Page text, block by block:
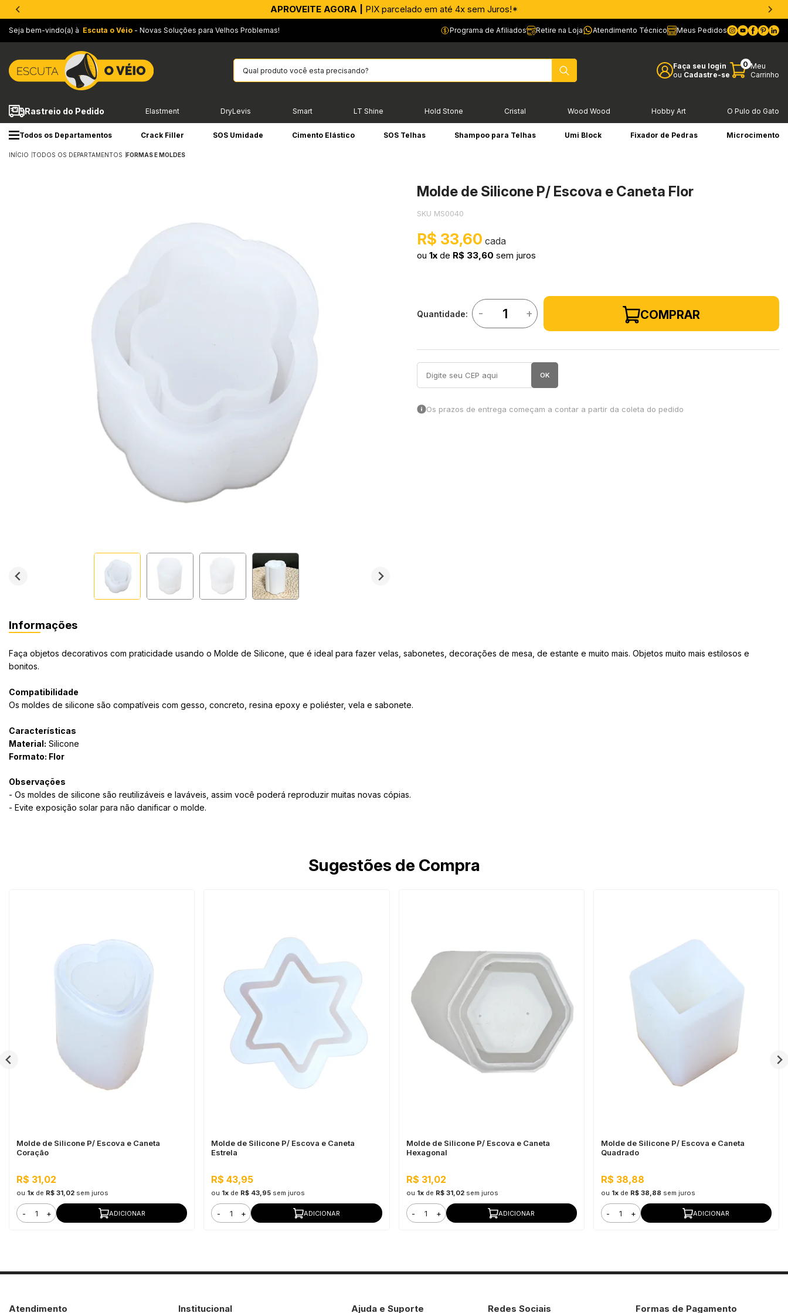
APROVEITE AGORA | PIX parcelado em até 4x sem Juros!*
Seja bem-vindo(a) à Escuta o Véio - Novas Soluções para Velhos Problemas! Programa de Afiliados Retire na Loja Atendimento Técnico Meus Pedidos
Faça seu login
ou Cadastre-se
0 Meu
Carrinho
Rastreio do Pedido Elastment DryLevis Smart LT Shine Hold Stone Cristal Wood Wood Hobby Art O Pulo do Gato
Todos os Departamentos Crack Filler SOS Umidade Cimento Elástico SOS Telhas Shampoo para Telhas Umi Block Fixador de Pedras Microcimento
INÍCIO TODOS OS DEPARTAMENTOS FORMAS E MOLDES
Molde de Silicone P/ Escova e Caneta Flor
SKU MS0040
R$ 33,60
ou1x de R$ 33,60 sem juros
Quantidade: - + COMPRAR
OK
Os prazos de entrega começam a contar a partir da coleta do pedido
Informações
Faça objetos decorativos com praticidade usando o Molde de Silicone, que é ideal para fazer velas, sabonetes, decorações de mesa, de estante e muito mais. Objetos muito mais estilosos e
bonitos.
Compatibilidade
Os moldes de silicone são compatíveis com gesso, concreto, resina epoxy e poliéster, vela e sabonete.
Características
Material: Silicone
Formato: Flor
Observações
- Os moldes de silicone são reutilizáveis e laváveis, assim você poderá reproduzir muitas novas cópias.
- Evite exposição solar para não danificar o molde.
Sugestões de Compra
Molde de Silicone P/ Escova e Caneta
Coração
R$ 31,02
ou 1x de R$ 31,02 sem juros
- + ADICIONAR
Molde de Silicone P/ Escova e Caneta
Estrela
R$ 43,95
ou 1x de R$ 43,95 sem juros
- + ADICIONAR
Molde de Silicone P/ Escova e Caneta
Hexagonal
R$ 31,02
ou 1xde R$ 31,02 sem juros
- + ADICIONAR
Molde de Silicone P/ Escova e Caneta
Quadrado
R$ 38,88
ou 1xde R$ 38,88 sem juros
- + ADICIONAR
Atendimento Institucional Ajuda e Suporte Redes Sociais Formas de Pagamento